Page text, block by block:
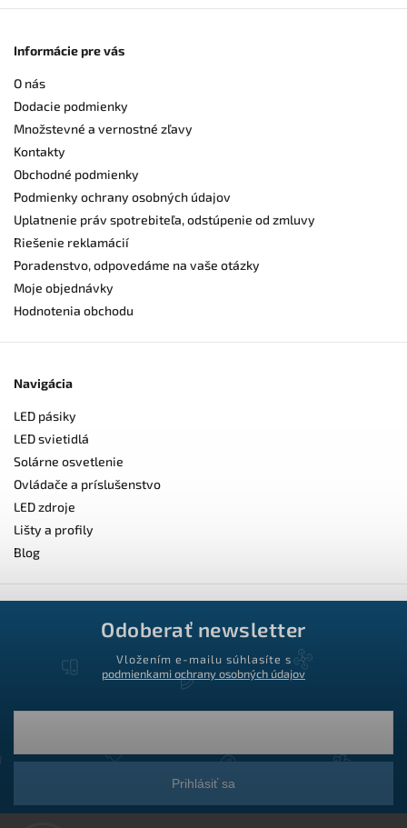
Informácie pre vás
O nás
Dodacie podmienky
Množstevné a vernostné zľavy
Kontakty
Obchodné podmienky
Podmienky ochrany osobných údajov
Uplatnenie práv spotrebiteľa, odstúpenie od zmluvy
Riešenie reklamácií
Poradenstvo, odpovedáme na vaše otázky
Moje objednávky
Hodnotenia obchodu
Navigácia
LED pásiky
LED svietidlá
Solárne osvetlenie
Ovládače a príslušenstvo
LED zdroje
Lišty a profily
Blog
Odoberať newsletter
Vložením e-mailu súhlasíte s
podmienkami ochrany osobných údajov
Prihlásiť sa